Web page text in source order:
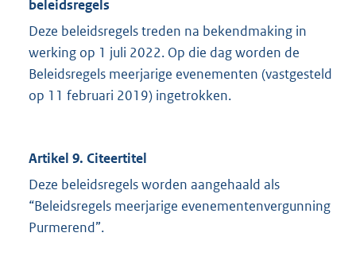
beleidsregels
Deze beleidsregels treden na bekendmaking in
werking op 1 juli 2022. Op die dag worden de
Beleidsregels meerjarige evenementen (vastgesteld
op 11 februari 2019) ingetrokken.
Artikel 9. Citeertitel
Deze beleidsregels worden aangehaald als
“Beleidsregels meerjarige evenementenvergunning
Purmerend”.